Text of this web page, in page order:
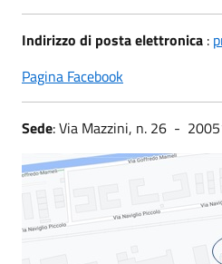
Indirizzo di posta elettronica :
Pagina Facebook
Sede: Via Mazzini, n. 26 -